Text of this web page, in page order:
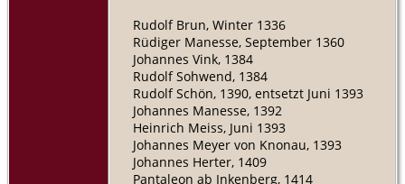
Rudolf Brun, Winter 1336
Rüdiger Manesse, September 1360
Johannes Vink, 1384
Rudolf Sohwend, 1384
Rudolf Schön, 1390, entsetzt Juni 1393
Johannes Manesse, 1392
Heinrich Meiss, Juni 1393
Johannes Meyer von Knonau, 1393
Johannes Herter, 1409
Pantaleon ab Inkenberg, 1414